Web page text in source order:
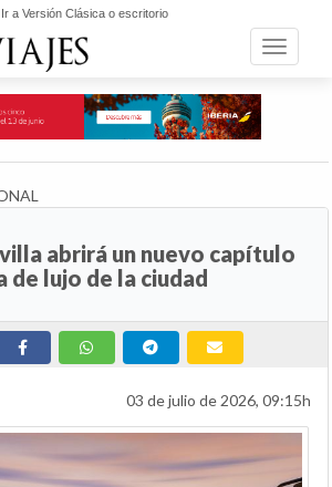
Ir a Versión Clásica o escritorio
Toggle
abrirá un nuevo capítulo
de lujo de la ciudad
03 de julio de 2026, 09:15h